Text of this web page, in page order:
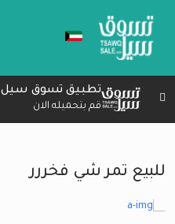
تطبيق تسوق سيل
قم بتحميله الان
للبيع تمر شي فخررر